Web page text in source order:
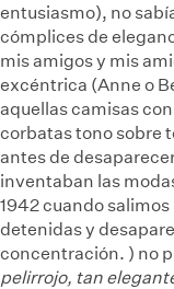
entusiasmo), no
cómplices de
mis amigos y mis
excéntrica (Anne o
aquellas camisas
corbatas tono sobre
antes de
inventaban las
1942 cuando
detenidas y
concentración. ) no
pelirrojo, tan